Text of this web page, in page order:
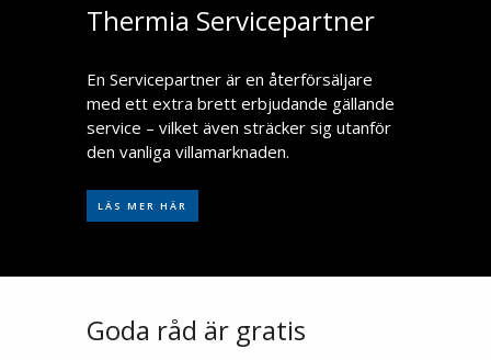
Thermia Servicepartner
En Servicepartner är en återförsäljare
med ett extra brett erbjudande gällande
service – vilket även sträcker sig utanför
den vanliga villamarknaden.
LÄS MER HÄR
Goda råd är gratis